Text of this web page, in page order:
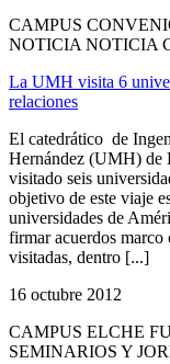
CAMPUS
NOTICIA NOTICIA
La UMH visita 6
relaciones
El catedrático de
Hernández (UMH) de
visitado seis
objetivo de este viaje
universidades de
firmar acuerdos marco
visitadas, dentro [...]
16 octubre 2012
CAMPUS ELCHE
SEMINARIOS Y